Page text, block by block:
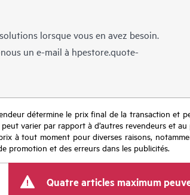
lorsque vous en avez besoin.
un e-mail à hpestore.quote-
détermine le prix final de la transaction et
varier par rapport à d’autres revendeurs et
à tout moment pour diverses raisons,
promotion et des erreurs dans les publicités.
Quatre articles maximum